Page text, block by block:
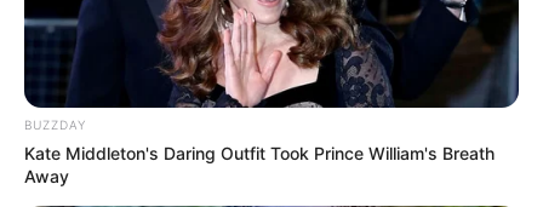
BUZZDAY
Kate Middleton's Daring Outfit Took Prince William's Breath
Away